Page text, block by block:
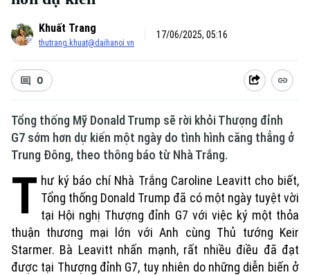
Khuất Trang
thutrang.khuat@daihanoi.vn
17/06/2025, 05:16
0
Tổng thống Mỹ Donald Trump sẽ rời khỏi Thượng đỉnh
G7 sớm hơn dự kiến một ngày do tình hình căng thẳng ở
Trung Đông, theo thông báo từ Nhà Trắng.
T hư ký báo chí Nhà Trắng Caroline Leavitt cho biết,
Tổng thống Donald Trump đã có một ngày tuyệt vời
tại Hội nghị Thượng đỉnh G7 với việc ký một thỏa
thuận thương mại lớn với Anh cùng Thủ tướng Keir
Starmer. Bà Leavitt nhấn mạnh, rất nhiều điều đã đạt
được tại Thượng đỉnh G7, tuy nhiên do những diễn biến ở